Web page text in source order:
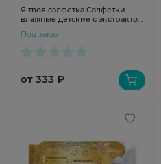
Я твоя салфетка Салфетки
влажные детские с экстрактом
Под заказ
от 333 ₽